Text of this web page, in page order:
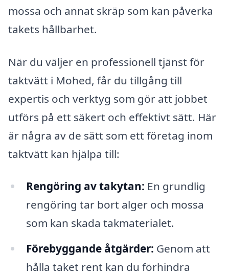
mossa och annat skräp som kan påverka
takets hållbarhet.
När du väljer en professionell tjänst för
taktvätt i Mohed, får du tillgång till
expertis och verktyg som gör att jobbet
utförs på ett säkert och effektivt sätt. Här
är några av de sätt som ett företag inom
taktvätt kan hjälpa till:
Rengöring av takytan: En grundlig
rengöring tar bort alger och mossa
som kan skada takmaterialet.
Förebyggande åtgärder: Genom att
hålla taket rent kan du förhindra